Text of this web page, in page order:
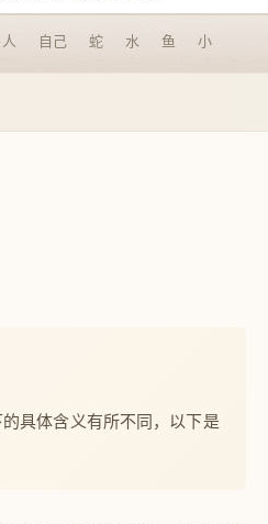
人 自己 蛇 水 鱼 小
具体含义有所不同，以下是